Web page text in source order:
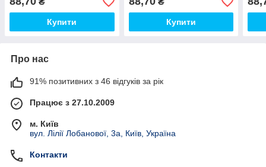
Купити Купити
Про нас
91% позитивних з 46 відгуків за рік
Працює з 27.10.2009
м. Київ
вул. Лілії Лобанової, 3а, Київ, Україна
Контакти